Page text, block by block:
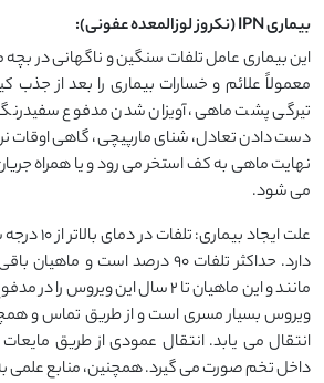
بیماری IPN (نکروز لوزالمعده عفونی):
معمولاً علائم و خسارات بیماری را بعد از
تیرگی پشت ماهی، آویزان شدن مدفوع سفیدرنگ
دست دادن تعادل، شنای مارپیچی، گاهی اوقات
نهایت ماهی به کف استخر می رود و یا همراه
می شود.
علت ایجاد
دارد. حداکثر تلفات 90 درصد است و
مانند و این ماهیان تا 2 سال این
ویروس بسیار مسری است و از طریق تماس و
انتقال می یابد. انتقال عمودی از طریق
داخل تخم صورت می گیرد. همچنین، منابع علمی